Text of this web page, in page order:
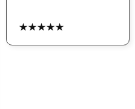
★★★★★